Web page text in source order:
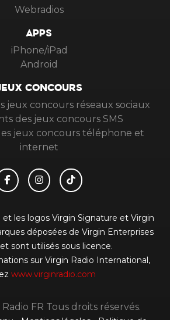
Webradios
APPS
iPhone/iPad
Android
CONCOURS
jeux concours réseaux sociaux
des jeux concours SMS
jeux concours téléphone et
internet
et les logos Virgin Signature et Virgin
déposées de Virgin Enterprises
sont utilisés sous licence.
sur Virgin Radio International,
www.virginradio.com
FR Tous droits réservés.